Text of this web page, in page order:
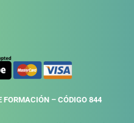
FORMACIÓN – CÓDIGO 844